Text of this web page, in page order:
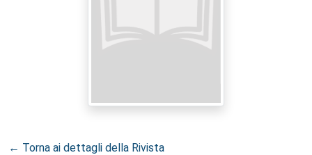
← Torna ai dettagli della Rivista